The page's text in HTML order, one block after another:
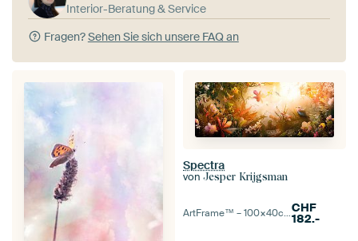
Interior-Beratung & Service
Fragen?Sehen Sie sich unsere FAQ an
Spectra
von Jesper Krijgsman
ArtFrame™ –100×40cm CHF
182.-